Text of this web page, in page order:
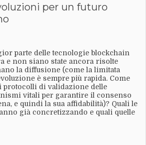
per un futuro
parte delle tecnologie blockchain
e non siano state ancora risolte
la diffusione (come la limitata
è sempre più rapida. Come
protocolli di validazione delle
vitali per garantire il consenso
e quindi la sua affidabilità)? Quali le
già concretizzando e quali quelle